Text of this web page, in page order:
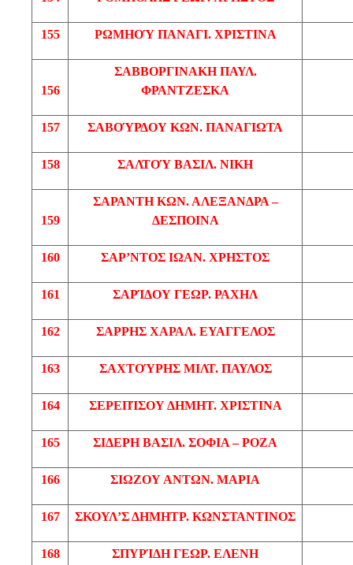
155 ΡΩΜΗΟΎ ΠΑΝΑΓΙ. ΧΡΙΣΤΙΝΑ
156
ΣΑΒΒΟΡΓΙΝΑΚΗ ΠΑΥΛ.
ΦΡΑΝΤΖΕΣΚΑ
157 ΣΑΒΟΎΡΔΟΥ ΚΩΝ. ΠΑΝΑΓΙΩΤΑ
158 ΣΑΛΤΟΎ ΒΑΣΙΛ. ΝΙΚΗ
159
ΣΑΡΑΝΤΗ ΚΩΝ. ΑΛΕΞΑΝΔΡΑ –
ΔΕΣΠΟΙΝΑ
160 ΣΑΡ’ΝΤΟΣ ΙΩΑΝ. ΧΡΗΣΤΟΣ
161 ΣΑΡΊΔΟΥ ΓΕΩΡ. ΡΑΧΗΛ
162 ΣΑΡΡΗΣ ΧΑΡΑΛ. ΕΥΑΓΓΕΛΟΣ
163 ΣΑΧΤΟΎΡΗΣ ΜΙΛΤ. ΠΑΥΛΟΣ
164 ΣΕΡΕΠΊΣΟΥ ΔΗΜΗΤ. ΧΡΙΣΤΙΝΑ
165 ΣΙΔΕΡΗΒΑΣΙΛ. ΣΟΦΙΑ – ΡΟΖΑ
166 ΣΙΩΖΟΥ ΑΝΤΩΝ. ΜΑΡΙΑ
167 ΣΚΟΥΛ’ΣΔΗΜΗΤΡ. ΚΩΝΣΤΑΝΤΙΝΟΣ
168 ΣΠΥΡΊΔΗ ΓΕΩΡ. ΕΛΕΝΗ